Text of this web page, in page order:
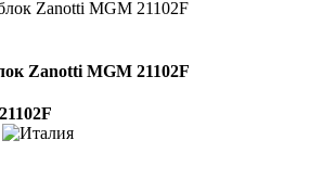
Zanotti MGM 21102F